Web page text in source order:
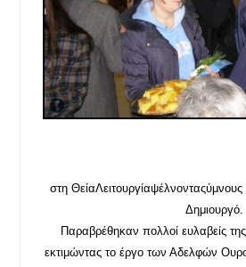
στη ΘείαΛειτουργίαψέλνονταςύμνους
Δημιουργό.
Παραβρέθηκαν πολλοί ευλαβείς
εκτιμώντας το έργο των Αδελφών